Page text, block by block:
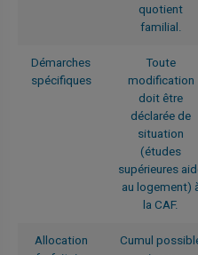
quotient
familial.
Démarches
spécifiques
Toute
modification
doit être
déclarée de
situation
(études
supérieures
au logement)
la CAF.
Allocation
Cumul